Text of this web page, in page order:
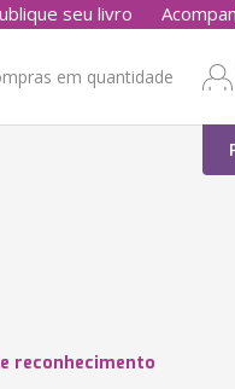
seu livro
em quantidade
reconhecimento